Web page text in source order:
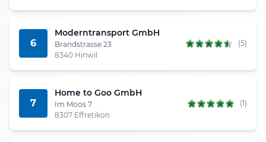
6
Moderntransport GmbH
Brandstrasse 23
8340 Hinwil
(5)
7
Home to Goo GmbH
Im Moos 7
8307 Effretikon
(1)